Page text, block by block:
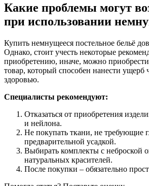
Какие проблемы могут
при использовании
Купить немнущееся постельное бельё
Однако, стоит учесть некоторые
приобретению, иначе, можно
товар, который способен нанести ущерб
здоровью.
Специалисты рекомендуют:
Отказаться от приобретения
и нейлона.
Не покупать ткани, не требующие
предварительной усадкой.
Выбирать комплекты с неброской
натуральных красителей.
После покупки – обязательно